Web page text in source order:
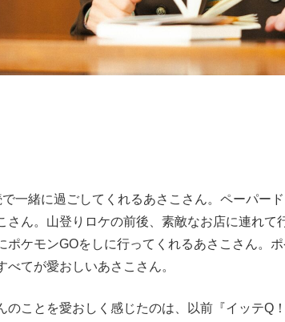
一緒に過ごしてくれるあさこさん。ペーパー
さん。山登りロケの前後、素敵なお店に連れて
ポケモンGOをしに行ってくれるあさこさん。
てが愛おしいあさこさん。
ことを愛おしく感じたのは、以前『イッテQ